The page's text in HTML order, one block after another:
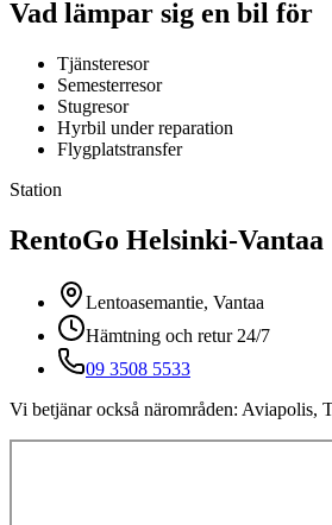
Vad lämpar sig en bil för
Tjänsteresor
Semesterresor
Stugresor
Hyrbil under reparation
Flygplatstransfer
Station
RentoGo Helsinki-Vantaa
Lentoasemantie, Vantaa
Hämtning och retur 24/7
09 3508 5533
Vi betjänar också närområden: Aviapolis,